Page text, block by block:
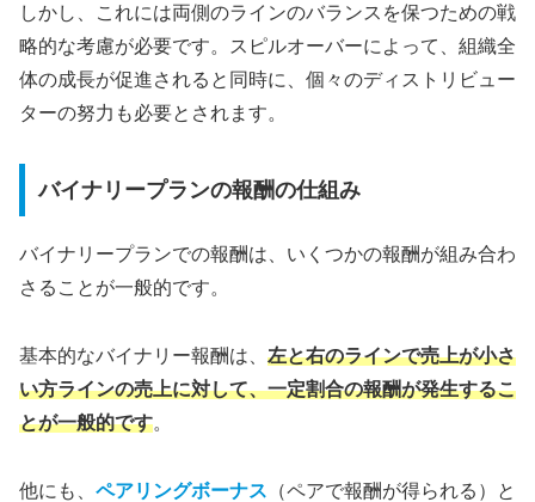
しかし、これには両側のラインのバランスを保つための戦
略的な考慮が必要です。スピルオーバーによって、組織全
体の成長が促進されると同時に、個々のディストリビュー
ターの努力も必要とされます。
バイナリープランの報酬の仕組み
バイナリープランでの報酬は、いくつかの報酬が組み合わ
さることが一般的です。
基本的なバイナリー報酬は、 左と右のラインで売上が小さ
い方ラインの売上に対して、一定割合の報酬が発生するこ
とが一般的です。
他にも、 ペアリングボーナス （ペアで報酬が得られる）と